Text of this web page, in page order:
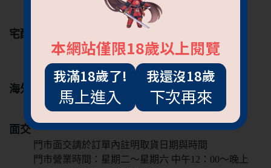
本網站僅限18歲以上閱覽
我滿18歲了!
馬上進入
我還沒18歲
下次再來
宅配
黑貓宅急便
新竹物流
海外
液體類商品無法海外寄送
面交
門市面交請於訂單內註明取貨日期與時間
門市營業時間：星期二～星期六 中午12：00～晚上